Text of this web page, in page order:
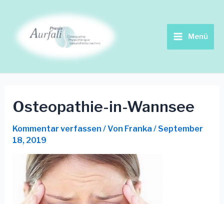
springen
Menu
Menü
Osteopathie-in-Wannsee
Kommentar verfassen / Von Franka / September
18, 2019
Navigation